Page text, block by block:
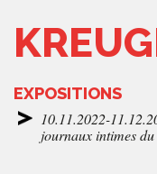
EXPOSITIONS
10.11.2022-
journaux intimes